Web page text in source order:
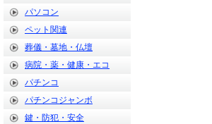
パソコン
ペット関連
葬儀・墓地・仏壇
病院・薬・健康・エコ
パチンコ
パチンコジャンボ
鍵・防犯・安全